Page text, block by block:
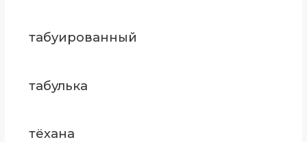
табуированный
табулька
тёхана